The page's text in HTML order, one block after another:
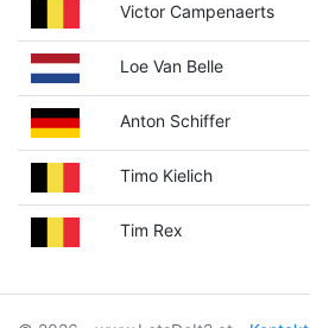
Victor Campenaerts
Loe Van Belle
Anton Schiffer
Timo Kielich
Tim Rex